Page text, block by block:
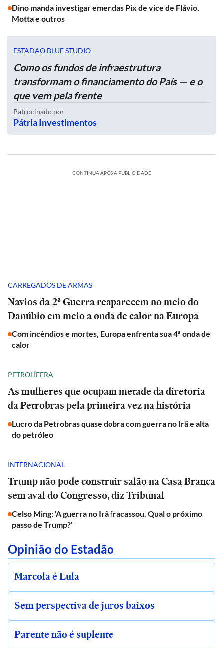
Dino manda investigar emendas Pix de vice de Flávio,
Motta e outros
ESTADÃO BLUE STUDIO
Como os fundos de infraestrutura
transformam o financiamento do País — e o
que vem pela frente
Patrocinado por
Pátria Investimentos
CONTINUA APÓS A PUBLICIDADE
CARREGADOS DE ARMAS
Navios da 2ª Guerra reaparecem no meio do
Danúbio em meio a onda de calor na Europa
Com incêndios e mortes, Europa enfrenta sua 4ª onda de
calor
PETROLÍFERA
As mulheres que ocupam metade da diretoria
da Petrobras pela primeira vez na história
Lucro da Petrobras quase dobra com guerra no Irã e alta
do petróleo
INTERNACIONAL
Trump não pode construir salão na Casa Branca
sem aval do Congresso, diz Tribunal
Celso Ming: 'A guerra no Irã fracassou. Qual o próximo
passo de Trump?'
Opinião do Estadão
Marcola é Lula
Sem perspectiva de juros baixos
Parente não é suplente